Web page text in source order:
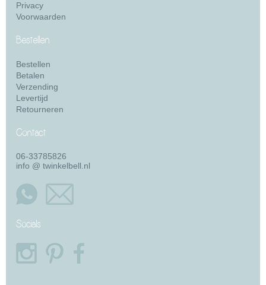
Privacy
Voorwaarden
Bestellen
Bestellen
Betalen
Verzending
Levertijd
Retourneren
Contact
06-33785826
info @ twinkelbell.nl
Socials